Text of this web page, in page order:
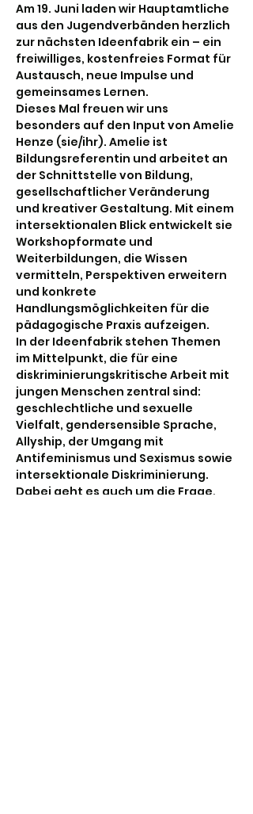
Am 19. Juni laden wir Hauptamtliche
aus den Jugendverbänden herzlich
zur nächsten Ideenfabrik ein – ein
freiwilliges, kostenfreies Format für
Austausch, neue Impulse und
gemeinsames Lernen.
Dieses Mal freuen wir uns
besonders auf den Input von Amelie
Henze (sie/ihr). Amelie ist
Bildungsreferentin und arbeitet an
der Schnittstelle von Bildung,
gesellschaftlicher Veränderung
und kreativer Gestaltung. Mit einem
intersektionalen Blick entwickelt sie
Workshopformate und
Weiterbildungen, die Wissen
vermitteln, Perspektiven erweitern
und konkrete
Handlungsmöglichkeiten für die
pädagogische Praxis aufzeigen.
In der Ideenfabrik stehen Themen
im Mittelpunkt, die für eine
diskriminierungskritische Arbeit mit
jungen Menschen zentral sind:
geschlechtliche und sexuelle
Vielfalt, gendersensible Sprache,
Allyship, der Umgang mit
Antifeminismus und Sexismus sowie
intersektionale Diskriminierung.
Dabei geht es auch um die Frage,